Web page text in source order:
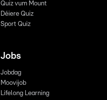
Quiz vum Mount
Déiere Quiz
Sport Quiz
Jobs
Jobdag
Moovijob
Lifelong Learning